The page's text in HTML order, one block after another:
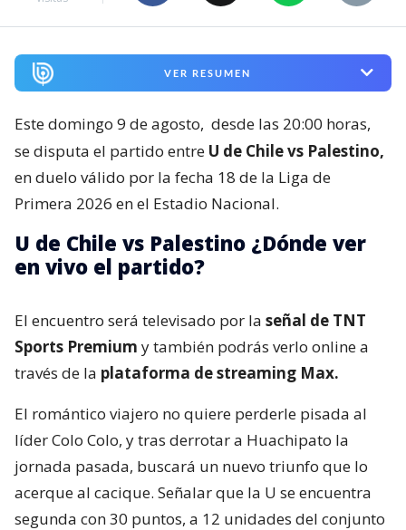
VER RESUMEN
Este domingo 9 de agosto, desde las 20:00 horas,
se disputa el partido entre U de Chile vs Palestino,
en duelo válido por la fecha 18 de la Liga de
Primera 2026 en el Estadio Nacional.
U de Chile vs Palestino ¿Dónde ver
en vivo el partido?
El encuentro será televisado por la señal de TNT
Sports Premium y también podrás verlo online a
través de la plataforma de streaming Max.
El romántico viajero no quiere perderle pisada al
líder Colo Colo, y tras derrotar a Huachipato la
jornada pasada, buscará un nuevo triunfo que lo
acerque al cacique. Señalar que la U se encuentra
segunda con 30 puntos, a 12 unidades del conjunto